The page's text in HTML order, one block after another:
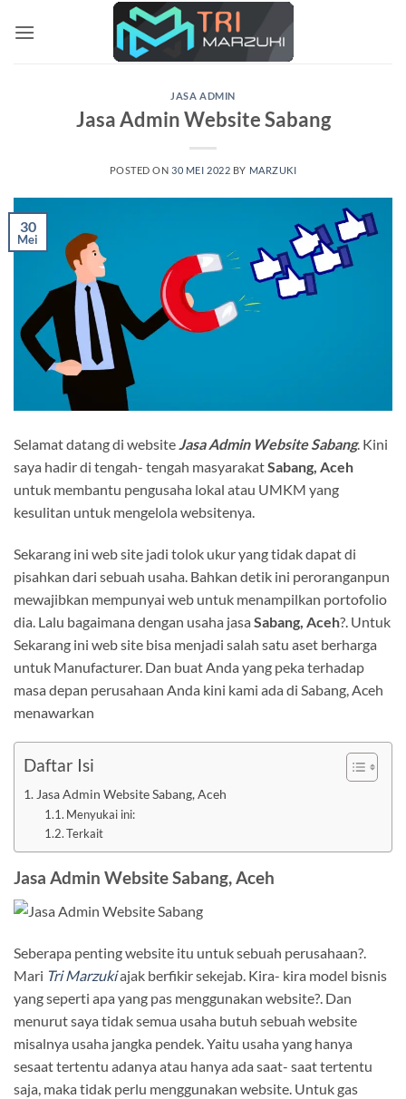
JASA ADMIN
Jasa Admin Website Sabang
POSTED ON 30 MEI 2022 BY MARZUKI
30
Mei
Selamat datang di website Jasa Admin Website Sabang. Kini
saya hadir di tengah- tengah masyarakatSabang, Aceh
untuk membantu pengusaha lokal atau UMKM yang
kesulitan untuk mengelola websitenya.
Sekarang ini web site jadi tolok ukur yang tidak dapat di
pisahkan dari sebuah usaha. Bahkan detik ini peroranganpun
mewajibkan mempunyai web untuk menampilkan portofolio
dia. Lalu bagaimana dengan usaha jasa Sabang, Aceh?. Untuk
Sekarang ini web site bisa menjadi salah satu aset berharga
untuk Manufacturer. Dan buat Anda yang peka terhadap
masa depan perusahaan Anda kini kami ada di Sabang, Aceh
menawarkan
Daftar Isi
Jasa Admin Website Sabang, Aceh
Menyukai ini:
Terkait
Jasa Admin Website Sabang, Aceh
Seberapa penting website itu untuk sebuah perusahaan?.
Mari Tri Marzukiajak berfikir sekejab. Kira- kira model bisnis
yang seperti apa yang pas menggunakan website?. Dan
menurut saya tidak semua usaha butuh sebuah website
misalnya usaha jangka pendek. Yaitu usaha yang hanya
sesaat tertentu adanya atau hanya ada saat- saat tertentu
saja, maka tidak perlu menggunakan website. Untuk gas